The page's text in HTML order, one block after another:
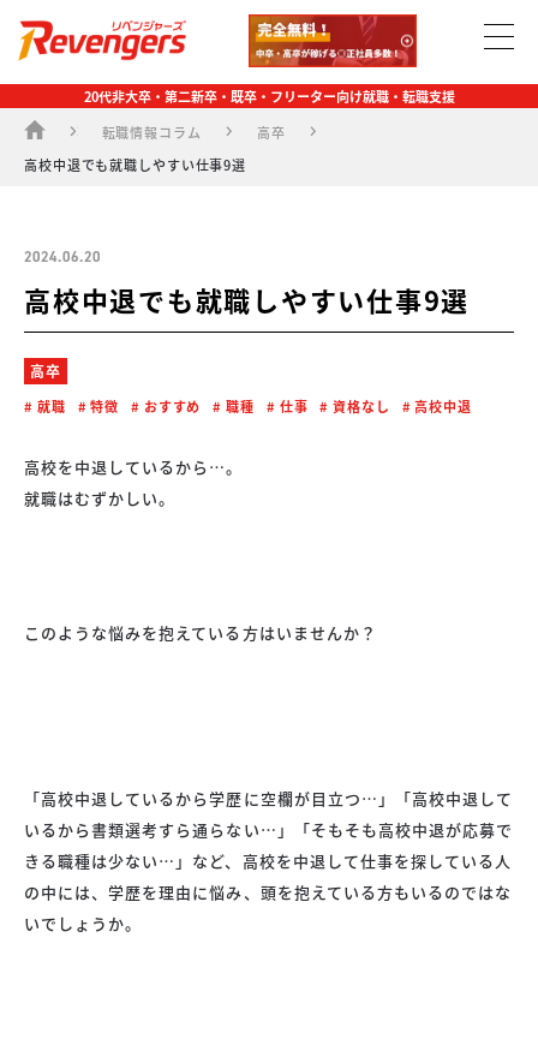
20代非大卒・第二新卒・既卒・フリーター向け就職・転職支援
転職情報コラム
高卒
高校中退でも就職しやすい仕事9選
2024.06.20
高校中退でも就職しやすい仕事9選
高卒
就職 特徴 おすすめ 職種 仕事 資格なし 高校中退
高校を中退しているから…。
就職はむずかしい。
このような悩みを抱えている方はいませんか？
「高校中退しているから学歴に空欄が目立つ…」「高校中退して
いるから書類選考すら通らない…」「そもそも高校中退が応募で
きる職種は少ない…」など、高校を中退して仕事を探している人
の中には、学歴を理由に悩み、頭を抱えている方もいるのではな
いでしょうか。